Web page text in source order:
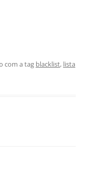
com a tag blacklist, lista